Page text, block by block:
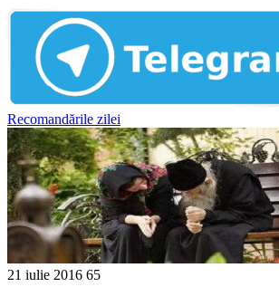
Recomandările zilei
21 iulie 2016 65